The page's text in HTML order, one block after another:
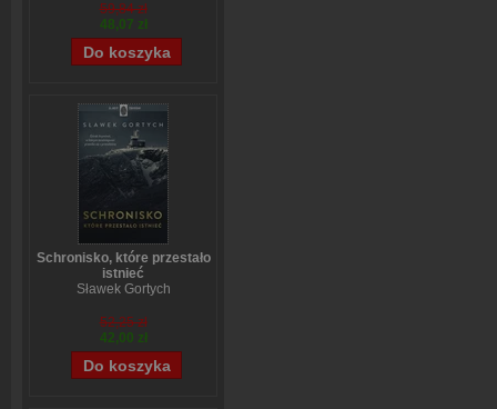
59,84 zł
48,07 zł
Schronisko, które przestało
istnieć
Sławek Gortych
52,25 zł
42,00 zł